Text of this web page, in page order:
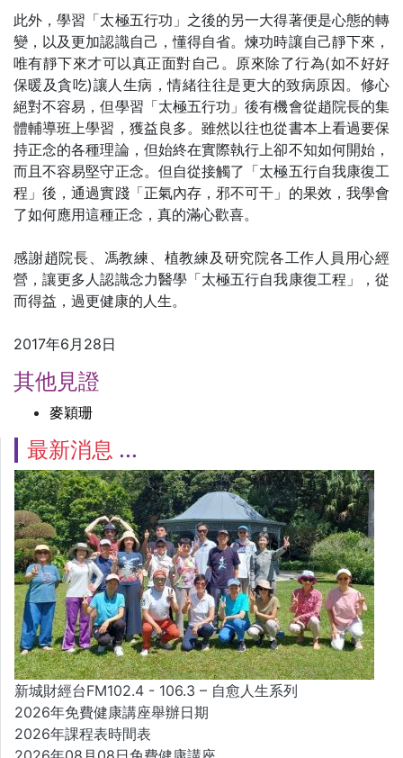
此外，學習「太極五行功」之後的另一大得著便是心態的轉
變，以及更加認識自己，懂得自省。煉功時讓自己靜下來，
唯有靜下來才可以真正面對自己。原來除了行為(如不好好
保暖及貪吃)讓人生病，情緒往往是更大的致病原因。修心
絕對不容易，但學習「太極五行功」後有機會從趙院長的集
體輔導班上學習，獲益良多。雖然以往也從書本上看過要保
持正念的各種理論，但始終在實際執行上卻不知如何開始，
而且不容易堅守正念。但自從接觸了「太極五行自我康復工
程」後，通過實踐「正氣內存，邪不可干」的果效，我學會
了如何應用這種正念，真的滿心歡喜。
感謝趙院長、馮教練、植教練及研究院各工作人員用心經
營，讓更多人認識念力醫學「太極五行自我康復工程」，從
而得益，過更健康的人生。
2017年6月28日
其他見證
麥穎珊
最新消息
新城財經台FM102.4 - 106.3 – 自愈人生系列
2026年免費健康講座舉辦日期
2026年課程表時間表